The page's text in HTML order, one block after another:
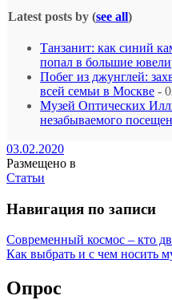
Latest posts by (see all)
Танзанит: как синий
попал в большие
Побег из джунглей:
всей семьи в Москве -
Музей Оптических
незабываемого
03.02.2020
Размещено в
Статьи
Навигация по записи
Современный космос – кто
Как выбрать и с чем носить
Опрос